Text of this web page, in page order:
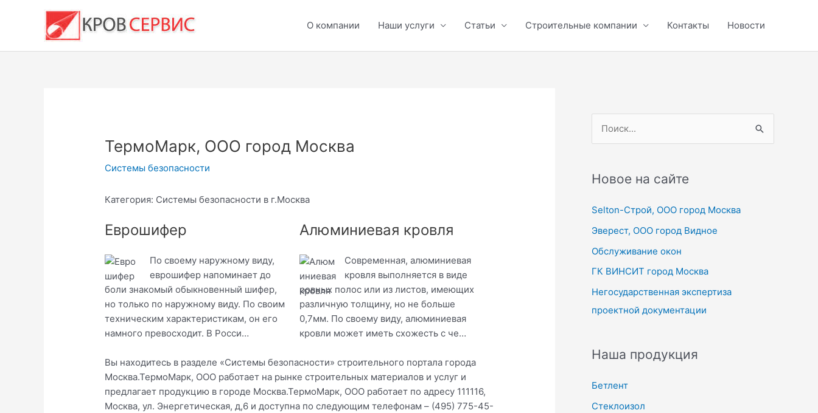
содержимому
О компании Наши услуги Статьи Строительные компании Контакты Новости
ТермоМарк, ООО город Москва
Системы безопасности
Категория: Системы безопасности в г.Москва
Еврошифер
По своему наружному виду,
еврошифер напоминает до
боли знакомый обыкновенный шифер,
но только по наружному виду. По своим
техническим характеристикам, он его
намного превосходит. В Росси…
Алюминиевая кровля
Современная, алюминиевая
кровля выполняется в виде
ровных полос или из листов, имеющих
различную толщину, но не больше
0,7мм. По своему виду, алюминиевая
кровли может иметь схожесть с че…
Вы находитесь в разделе «Системы безопасности» строительного портала города
Москва.ТермоМарк, ООО работает на рынке строительных материалов и услуг и
предлагает продукцию в городе Москва.ТермоМарк, ООО работает по адресу 111116,
Москва, ул. Энергетическая, д,6 и доступна по следующим телефонам – (495) 775-45-
с
:
Новое на сайте
Selton-Строй, OOO город Москва
Эверест, ООО город Видное
Обслуживание окон
ГК ВИНСИТ город Москва
Негосударственная экспертиза
проектной документации
Наша продукция
Бетлент
Стеклоизол